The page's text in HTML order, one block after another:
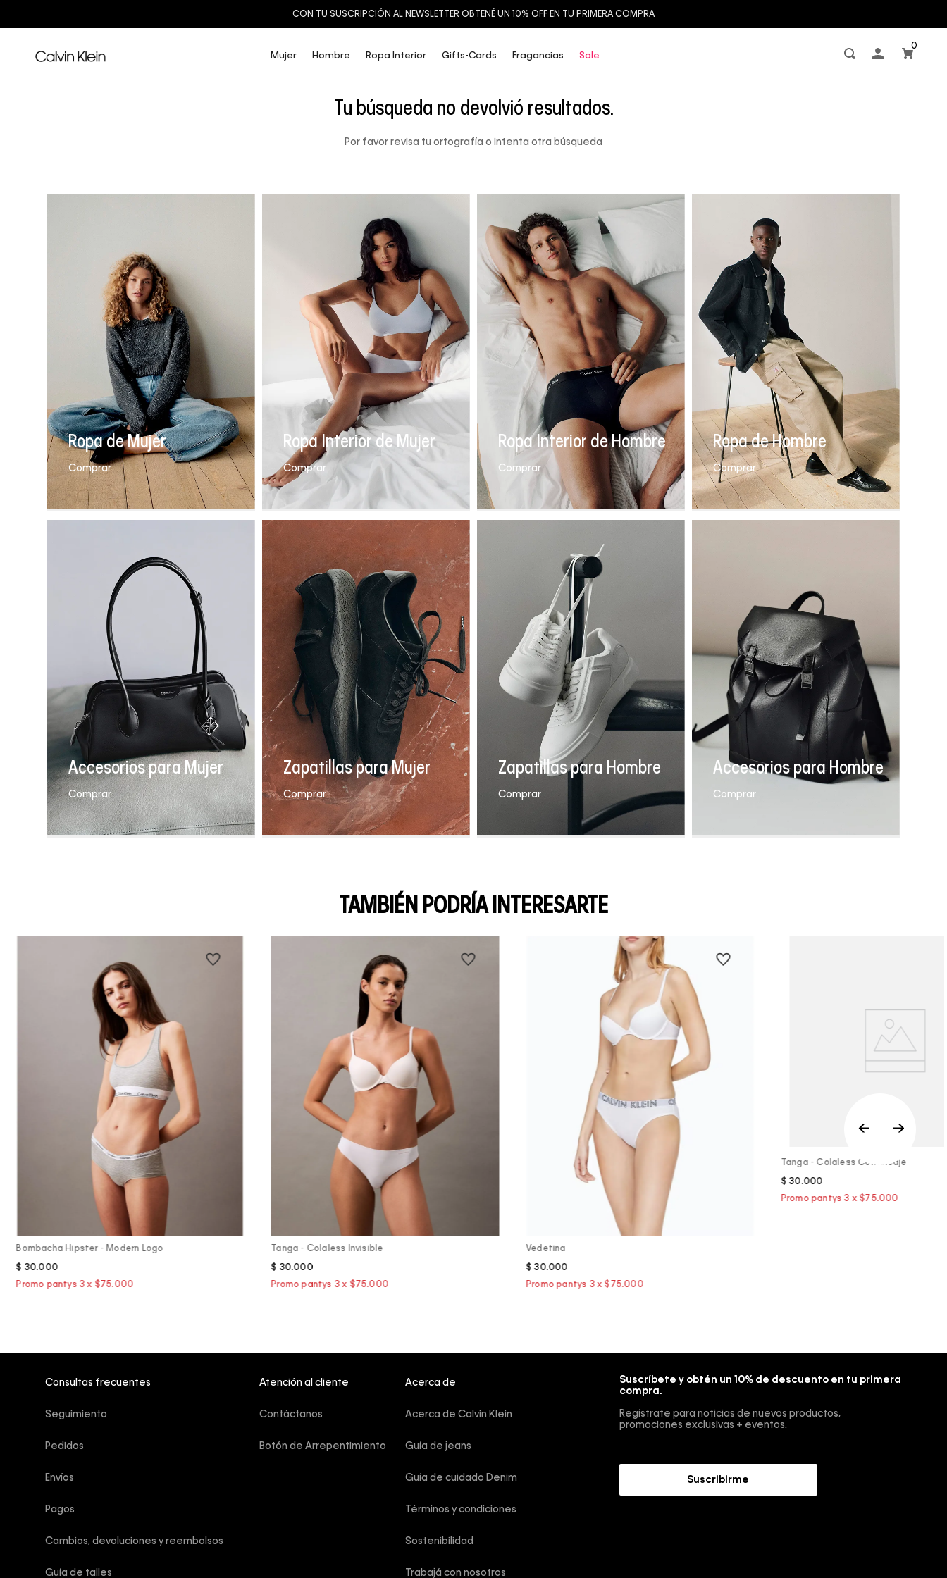
CON TU SUSCRIPCIÓN AL NEWSLETTER OBTENÉ UN 10% OFF EN TU PRIMERA COMPRA
Mujer Hombre Ropa Interior Gifts-Cards Fragancias Sale
0
Tu búsqueda no devolvió resultados.
Por favor revisa tu ortografía o intenta otra búsqueda
Ropa de Mujer
Comprar
Ropa Interior de Mujer
Comprar
Ropa Interior de Hombre
Comprar
Ropa de Hombre
Comprar
Accesorios para Mujer
Comprar
Zapatillas para Mujer
Comprar
Zapatillas para Hombre
Comprar
Accesorios para Hombre
Comprar
TAMBIÉN PODRÍA INTERESARTE
Vista Rápida
Bombacha Hipster - Modern Logo
$ 30.000
Vista Rápida
Tanga - Colaless Invisible
$ 30.000
Vista Rápida
Vedetina
$ 30.000
Vista Rápida
Tanga - Colaless Con Encaje
$ 30.000
Consultas frecuentes
Seguimiento
Pedidos
Envíos
Pagos
Cambios, devoluciones y reembolsos
Guía de talles
Atención al cliente
Contáctanos
Botón de Arrepentimiento
Acerca de
Acerca de Calvin Klein
Guía de jeans
Guía de cuidado Denim
Términos y condiciones
Sostenibilidad
Trabajá con nosotros
Suscríbete y obtén un 10% de descuento en tu primera
compra.
Regístrate para noticias de nuevos productos,
promociones exclusivas + eventos.
Suscribirme